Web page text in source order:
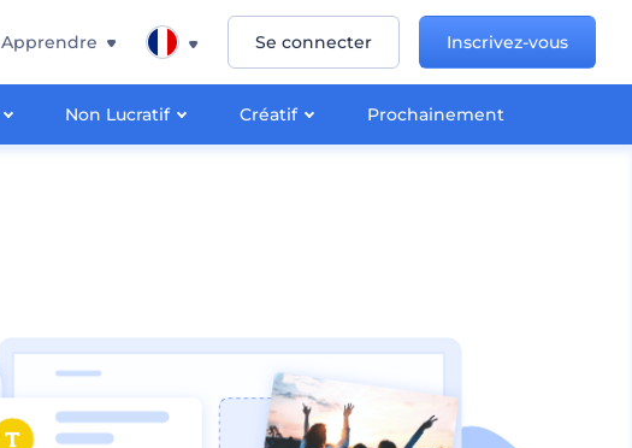
Non Lucratif Créatif Prochainement
Apprendre Se connecter Inscrivez-vous